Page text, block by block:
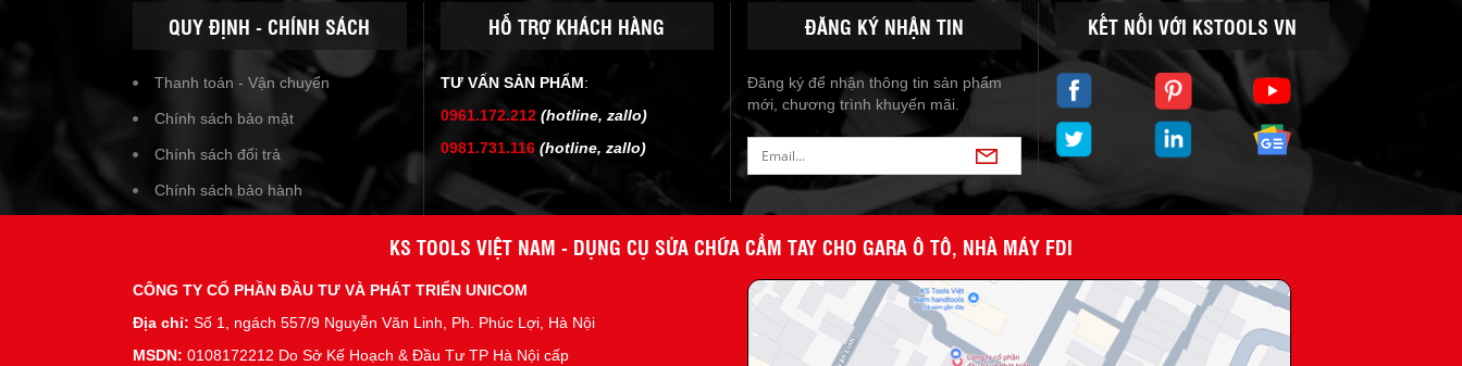
QUY ĐỊNH - CHÍNH SÁCH
Thanh toán - Vận chuyển
Chính sách bảo mật
Chính sách đổi trả
Chính sách bảo hành
HỖ TRỢ KHÁCH HÀNG
TƯ VẤN SẢN PHẨM:
0961.172.212 (hotline, zallo)
0981.731.116 (hotline, zallo)
ĐĂNG KÝ NHẬN TIN
Đăng ký để nhận thông tin sản phẩm
mới, chương trình khuyến mãi.
KẾT NỐI VỚI KSTOOLS VN
KS TOOLS VIỆT NAM - DỤNG CỤ SỬA CHỮA CẦM TAY CHO GARA Ô TÔ, NHÀ MÁY FDI
CÔNG TY CỔ PHẦN ĐẦU TƯ VÀ PHÁT TRIỂN UNICOM
Địa chỉ: Số 1, ngách 557/9 Nguyễn Văn Linh, Ph. Phúc Lợi, Hà Nội
MSDN: 0108172212 Do Sở Kế Hoạch & Đầu Tư TP Hà Nội cấp